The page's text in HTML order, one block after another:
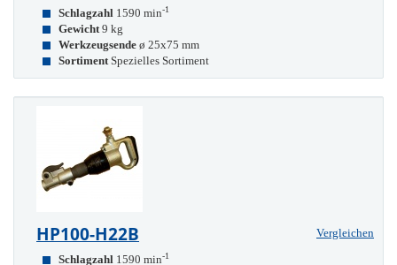
Schlagzahl 1590 min-1
Gewicht 9 kg
Werkzeugsende ø 25x75 mm
Sortiment Spezielles Sortiment
HP100-H22B
Vergleichen
Schlagzahl 1590 min-1